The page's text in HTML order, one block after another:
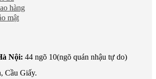
hàng
mật
Nội: 44 ngõ 10(ngõ quán nhậu tự do)
Cầu Giấy.